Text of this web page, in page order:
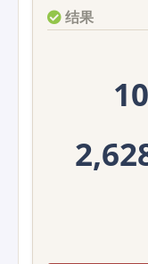
结果